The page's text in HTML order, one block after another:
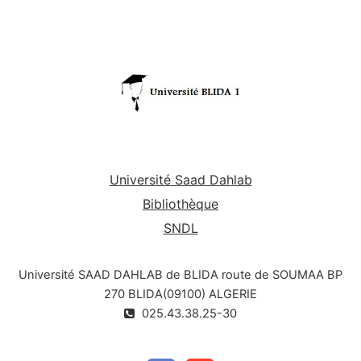
Université Saad Dahlab
Bibliothèque
SNDL
Université SAAD DAHLAB de BLIDA route de SOUMAA BP
270 BLIDA(09100) ALGERIE
025.43.38.25-30